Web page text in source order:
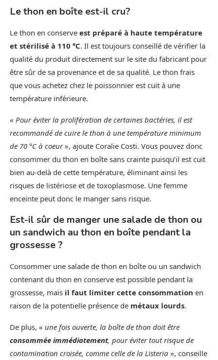
Le thon en boîte est-il cru?
Le thon en conserve est préparé à haute température
et stérilisé à 110 °C. Il est toujours conseillé de vérifier la
qualité du produit directement sur le site du fabricant pour
être sûr de sa provenance et de sa qualité. Le thon frais
que vous achetez chez le poissonnier est cuit à une
température inférieure.
« Pour éviter la prolifération de certaines bactéries, il est
recommandé de cuire le thon à une température minimum
de 70 °C à coeur», ajoute Coralie Costi. Vous pouvez donc
consommer du thon en boîte sans crainte puisqu’il est cuit
bien au-delà de cette température, éliminant ainsi les
risques de listériose et de toxoplasmose. Une femme
enceinte peut donc le manger sans risque.
Est-il sûr de manger une salade de thon ou
un sandwich au thon en boîte pendant la
grossesse ?
Consommer une salade de thon en boîte ou un sandwich
contenant du thon en conserve est possible pendant la
grossesse, mais il faut limiter cette consommation en
raison de la potentielle présence de métaux lourds.
De plus, « une fois ouverte, la boîte de thon doit être
consommée immédiatement, pour éviter tout risque de
contamination croisée, comme celle de la Listeria », conseille